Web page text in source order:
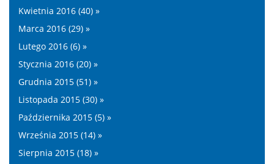
Kwietnia 2016 (40) »
Marca 2016 (29) »
Lutego 2016 (6) »
Stycznia 2016 (20) »
Grudnia 2015 (51) »
Listopada 2015 (30) »
Października 2015 (5) »
Września 2015 (14) »
Sierpnia 2015 (18) »